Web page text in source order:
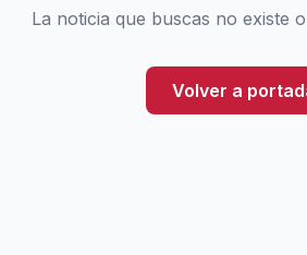
La noticia que buscas no existe
Volver a